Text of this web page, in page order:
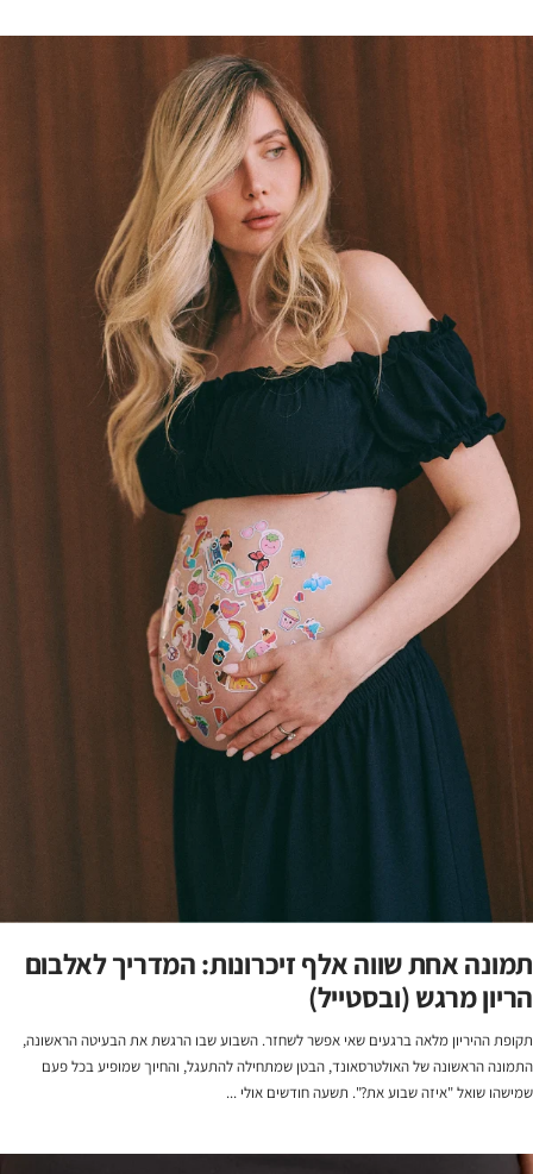
תמונה אחת שווה אלף זיכרונות: המדריך לאלבום
הריון מרגש (ובסטייל)
תקופת ההיריון מלאה ברגעים שאי אפשר לשחזר. השבוע שבו הרגשת את הבעיטה הראשונה,
התמונה הראשונה של האולטרסאונד, הבטן שמתחילה להתעגל, והחיוך שמופיע בכל פעם
שמישהו שואל "איזה שבוע את?". תשעה חודשים אולי ...